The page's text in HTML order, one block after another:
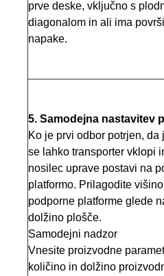
prve deske, vključno s
diagonalom in ali ima
napake.
5. Samodejna nastavitev
Ko je prvi odbor potrjen, da
se lahko transporter vklopi
nosilec uprave postavi na
platformo. Prilagodite
podporne platforme glede
dolžino plošče.
Samodejni nadzor
Vnesite proizvodne
količino in dolžino